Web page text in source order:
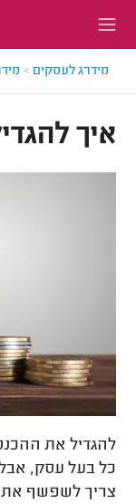
מידרג לעסקים >
איך
להגדיל את
כל בעל עסק,
צריך לשפשף את